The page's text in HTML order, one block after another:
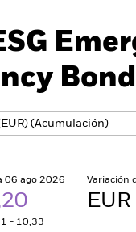
06 ago 2026
- 10,33
Variación